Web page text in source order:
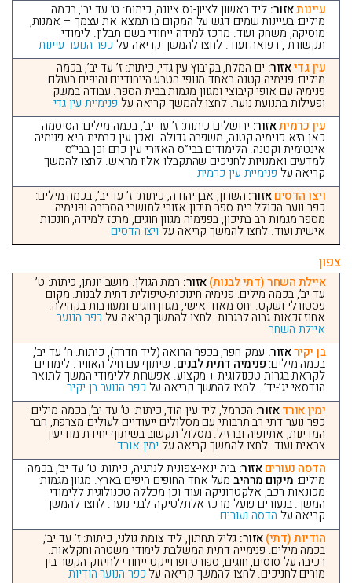
עיינותאזור: ליד ראשון לציון-נס ציונה, כיתות: ט’ עד יב’, בכמה
מילים: בעיינות שמים דגש על המקום בו תמצא את עצמך – אמנות,
מוסיקה, משחק ועוד. מרכז למידה ייחודי בשם תבלין. לימודי
תקשורת , רפואה ועוד. לחצו להמשך קריאה על כפר הנוער עיינות
עין גדיאזור: ים המלח, בקיבוץ עין גדי, כיתות: ז’ עד יב’, בכמה
מילים: פנימיה קטנה באחד מנופי הטבע הייחודיים והיפים בעולם.
פנימיה עם אופי קיבוצי ומגוון מגמות בבית הספר. עבודה במשק
ופעילות בתנועת נוער. לחצו להמשך קריאה על פנימיית עין גדי
עין כרמיתאזור: ירושלים כיתות: ז’ עד יב’, בכמה מילים: הסיסמה
כאן היא פנימיה קטנה, משפחה גדולה. ואכן עין כרמית היא פנימיה
אינטימית וקטנה. הלימודים בבי”ס האזורי עין כרם וכן בבי”ס
למדעים ואמנויות לחניכים שהתקבלו אליו מראש. לחצו להמשך
קריאה על פנימיית עין כרמית
ויצו הדסיםאזור: השרון, אבן יהודה, כיתות: ז’ עד יב’, בכמה מילים:
כפר נוער הכולל בית ספר תיכון אזורי לתושבי הסביבה ופנימיה.
מספר מגמות רב בתיכון, בפנימיה מגוון חוגים, מרכז למידה, חונכות
אישית ועוד. לחצו להמשך קריאה עלויצו הדסים
צפון
איילת השחר (דתי לבנות)אזור: רמת הגולן. מושב יונתן, כיתות: ט’
עד יב’, בכמה מילים: פנימיה חינוכית-טיפולית דתית לבנות. מקום
פסטורלי ושקט. יחס מאוד אישי, מגוון חוגים ומעורבות בקהילה.
אחוז זכאות גבוה לבגרות. לחצו להמשך קריאה על כפר הנוער
איילת השחר
בן יקיראזור: עמק חפר, בכפר הרואה (ליד חדרה), כיתות: ח’ עד יב’,
בכמה מילים: פנימיה דתית לבנים. שיתוף עם חיל האוויר. לימודים
לקראת בגרות טכנולוגית + מקצוע. אפשרות ללימודי המשך לתואר
הנדסאי יג’-יד’. לחצו להמשך קריאה על כפר הנוער בן יקיר
ימין אורדאזור: הכרמל, ליד עין הוד, כיתות: ט’ עד יב’, בכמה מילים:
כפר נוער דתי רב תרבותי עם מסלולים ייעודיים לעולים מצרפת, חבר
המדינות, אתיופיה וברזיל. מסלול תקשוב בשיתוף יחידת מודיעין
צבאית ועוד. לחצו להמשך קריאה על ימין אורד
הדסה נעוריםאזור: בית ינאי-צפונית לנתניה, כיתות: ט’ עד יב’, בכמה
מילים: מיקום מרהיבמעל אחד החופים היפים בארץ. מגוון מגמות:
מכונאות רכב, אלקטרוניקה ועוד וכן מכללה טכנולוגית ללימודי
המשך. בנעורים פועל מרכז אלתלטיקה לבני נוער. לחצו להמשך
קריאה על הדסה נעורים
הודיות (דתי)אזור: גליל תחתון, ליד צומת גולני, כיתות: ז’ עד יב’,
בכמה מילים: פנימייה דתית המשלבת לימודי משטרה וחקלאות.
רכיבה על סוסים, חוגים, ספורט ופרוייקט ייחודי לחיזוק הקשר בין
מורים לחניכים. לחצו להמשך קריאה עלכפר הנוער הודיות